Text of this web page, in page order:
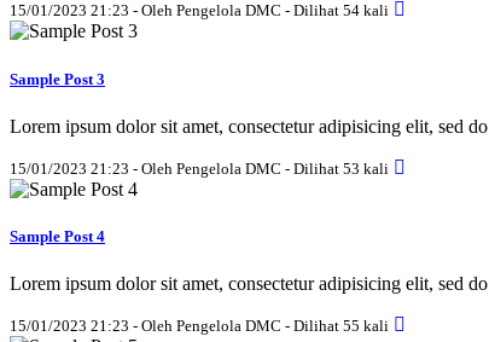
15/01/2023 21:23 - Oleh Pengelola DMC - Dilihat 54 kali
Sample Post 3
Lorem ipsum dolor sit amet, consectetur adipisicing elit, sed
15/01/2023 21:23 - Oleh Pengelola DMC - Dilihat 53 kali
Sample Post 4
Lorem ipsum dolor sit amet, consectetur adipisicing elit, sed
15/01/2023 21:23 - Oleh Pengelola DMC - Dilihat 55 kali